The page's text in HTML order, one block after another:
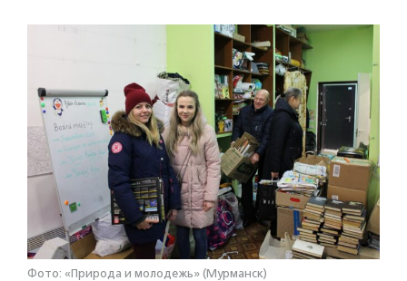
Фото: «Природа и молодежь» (Мурманск)